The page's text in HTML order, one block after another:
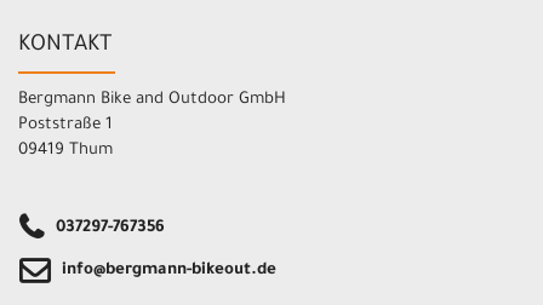
KONTAKT
Bergmann Bike and Outdoor GmbH
Poststraße 1
09419 Thum
037297-767356
info@bergmann-bikeout.de